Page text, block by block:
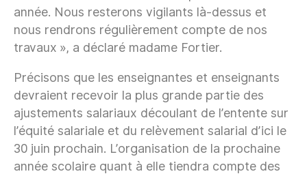
année. Nous resterons vigilants là-dessus et
nous rendrons régulièrement compte de nos
travaux », a déclaré madame Fortier.
Précisons que les enseignantes et enseignants
devraient recevoir la plus grande partie des
ajustements salariaux découlant de l’entente sur
l’équité salariale et du relèvement salarial d’ici le
30 juin prochain. L’organisation de la prochaine
année scolaire quant à elle tiendra compte des